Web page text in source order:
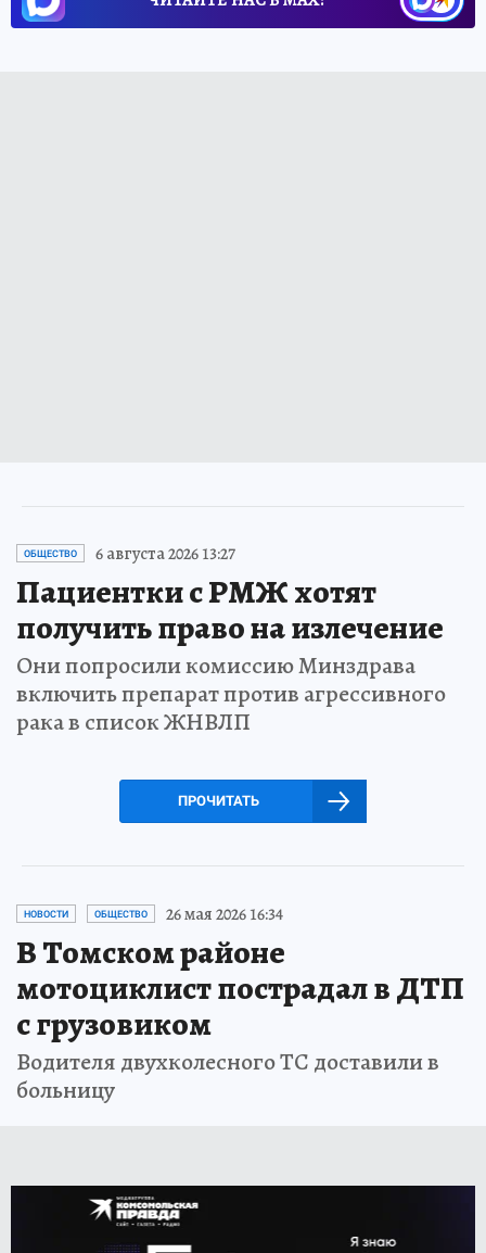
ОБЩЕСТВО 6 августа 2026 13:27
Пациентки с РМЖ хотят
получить право на излечение
Они попросили комиссию Минздрава
включить препарат против агрессивного
рака в список ЖНВЛП
ПРОЧИТАТЬ
НОВОСТИ ОБЩЕСТВО 26 мая 2026 16:34
В Томском районе
мотоциклист пострадал в ДТП
с грузовиком
Водителя двухколесного ТС доставили в
больницу